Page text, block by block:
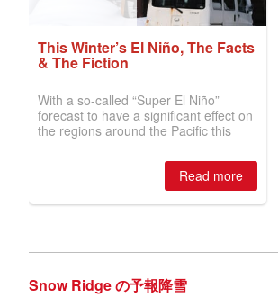
Snow Ridge の予報降雪